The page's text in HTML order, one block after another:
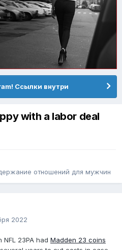
Ссылки внутри
with a labor deal
отношений для мужчин
2022
23PA had Madden 23 coins